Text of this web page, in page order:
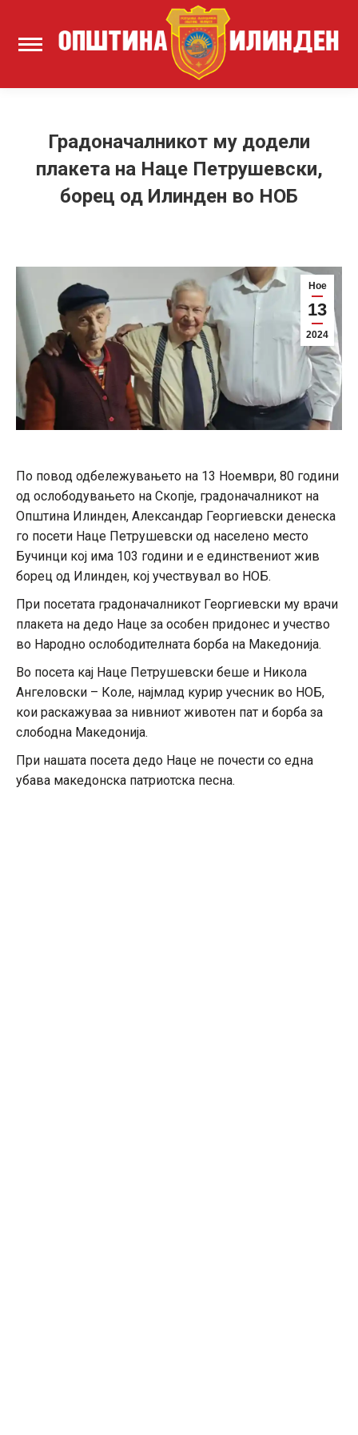
Градоначалникот му додели
плакета на Наце Петрушевски,
борец од Илинден во НОБ
Ное
13
2024
По повод одбележувањето на 13 Ноември, 80 години
од ослободувањето на Скопје, градоначалникот на
Општина Илинден, Александар Георгиевски денеска
го посети Наце Петрушевски од населено место
Бучинци кој има 103 години и е единствениот жив
борец од Илинден, кој учествувал во НОБ.
При посетата градоначалникот Георгиевски му врачи
плакета на дедо Наце за особен придонес и учество
во Народно ослободителната борба на Македонија.
Во посета кај Наце Петрушевски беше и Никола
Ангеловски – Коле, најмлад курир учесник во НОБ,
кои раскажуваа за нивниот животен пат и борба за
слободна Македонија.
При нашата посета дедо Наце не почести со една
убава македонска патриотска песна.